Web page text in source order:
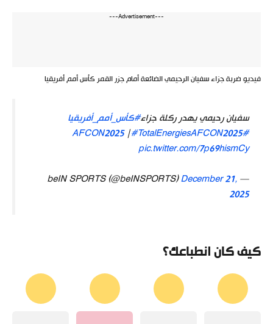
---Advertisement---
فيديو ضربة جزاء سفيان الرحيمي الضائعة أمام جزر القمر كأس أمم أفريقيا
سفيان رحيمي يهدر ركلة جزاء#كأس_أمم_أفريقيا
#AFCON2025
|#TotalEnergiesAFCON2025
pic.twitter.com/7p69hismCy
— beIN SPORTS (@beINSPORTS)
December 21,
2025
كيف كان انطباعك؟